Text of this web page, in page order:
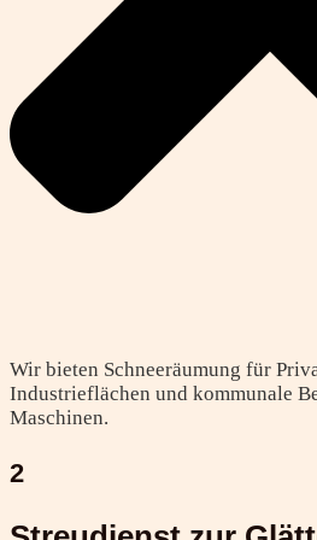
Wir bieten Schneeräumung für
Industrieflächen und kommunale
Maschinen.
2